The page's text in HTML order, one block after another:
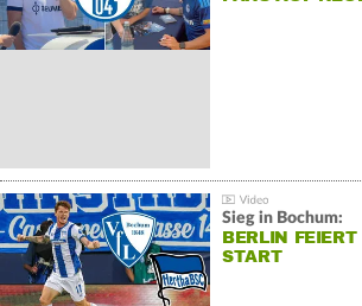
Sieg in Bochum:
BERLIN
START